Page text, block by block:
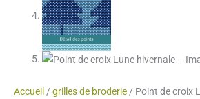
Accueil / grilles de broderie / Point de croix